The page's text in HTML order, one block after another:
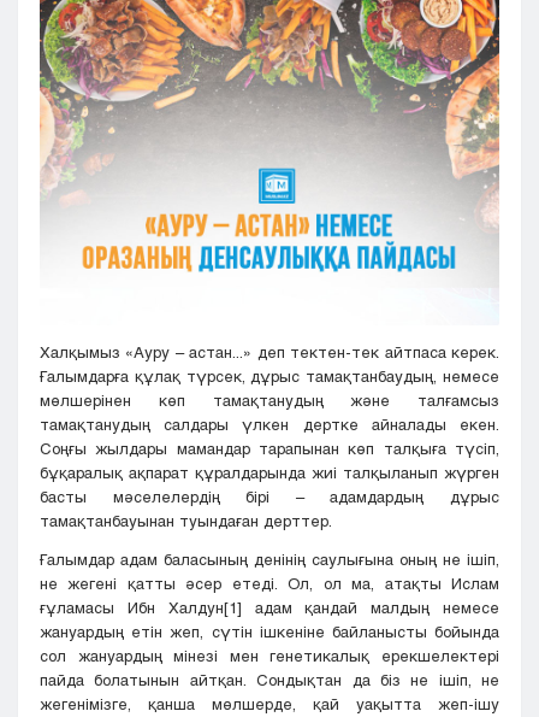
Талдыкорган
Тараз
Туркестан
Уральск
Усть-Каменогорск
Шымкент
Халқымыз «Ауру – астан...» деп тектен-тек айтпаса керек.
Ғалымдарға құлақ түрсек, дұрыс тамақтанбаудың, немесе
мөлшерінен көп тамақтанудың және талғамсыз
тамақтанудың салдары үлкен дертке айналады екен.
Соңғы жылдары мамандар тарапынан көп талқыға түсіп,
бұқаралық ақпарат құралдарында жиі талқыланып жүрген
басты мәселелердің бірі – адамдардың дұрыс
тамақтанбауынан туындаған дерттер.
Ғалымдар адам баласының денінің саулығына оның не ішіп,
не жегені қатты әсер етеді. Ол, ол ма, атақты Ислам
ғұламасы Ибн Халдун[1] адам қандай малдың немесе
жануардың етін жеп, сүтін ішкеніне байланысты бойында
сол жануардың мінезі мен генетикалық ерекшелектері
пайда болатынын айтқан. Сондықтан да біз не ішіп, не
жегенімізге, қанша мөлшерде, қай уақытта жеп-ішу